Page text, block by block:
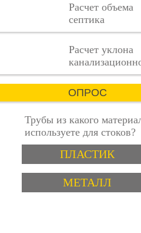
пошаговая инструкция
Расчет объема
септика
Расчет уклона
ОПРОС
Трубы из какого
используете для стоков?
ВариантыПЛАСТИК
МЕТАЛЛ